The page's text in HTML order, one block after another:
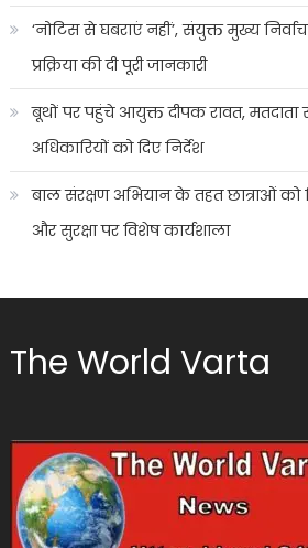
‘नोटिस से घबराएं नहीं’, संयुक्त मुख्य
प्रक्रिया की दी पूरी जानकारी
बूथों पर पहुंचे आयुक्त दीपक रावत, मतदाता
अधिकारियों को दिए निर्देश
बाल संरक्षण अभियान के तहत छात्राओं को
और सुरक्षा पर विशेष कार्यशाला
The World Varta